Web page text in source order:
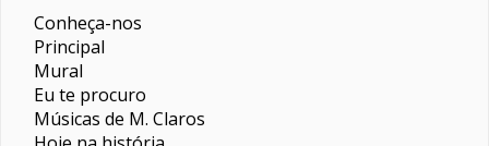
Conheça-nos
Principal
Mural
Eu te procuro
Músicas de M. Claros